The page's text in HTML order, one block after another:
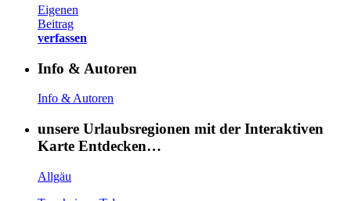
Eigenen
Beitrag
verfassen
Info & Autoren
Info & Autoren
unsere Urlaubsregionen mit der Interaktiven
Karte Entdecken…
Allgäu